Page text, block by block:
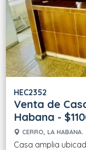
HEC2352
Venta de
Habana -
CERRO, LA HABANA.
Casa amplia